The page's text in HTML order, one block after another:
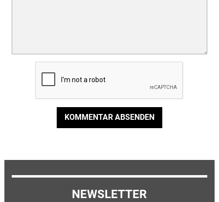
KOMMENTAR ABSENDEN
NEWSLETTER